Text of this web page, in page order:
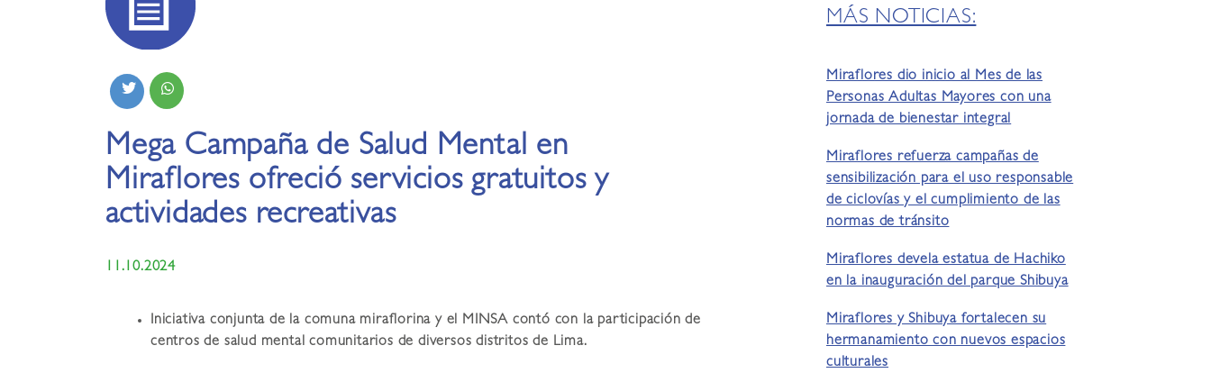
Mega Campaña de Salud Mental en
Miraflores ofreció servicios gratuitos y
actividades recreativas
11.10.2024
Iniciativa conjunta de la comuna miraflorina y el MINSA contó con la participación de
centros de salud mental comunitarios de diversos distritos de Lima.
MÁS NOTICIAS:
Miraflores dio inicio al Mes de las
Personas Adultas Mayores con una
jornada de bienestar integral
Miraflores refuerza campañas de
sensibilización para el uso responsable
de ciclovías y el cumplimiento de las
normas de tránsito
Miraflores devela estatua de Hachiko
en la inauguración del parque Shibuya
Miraflores y Shibuya fortalecen su
hermanamiento con nuevos espacios
culturales